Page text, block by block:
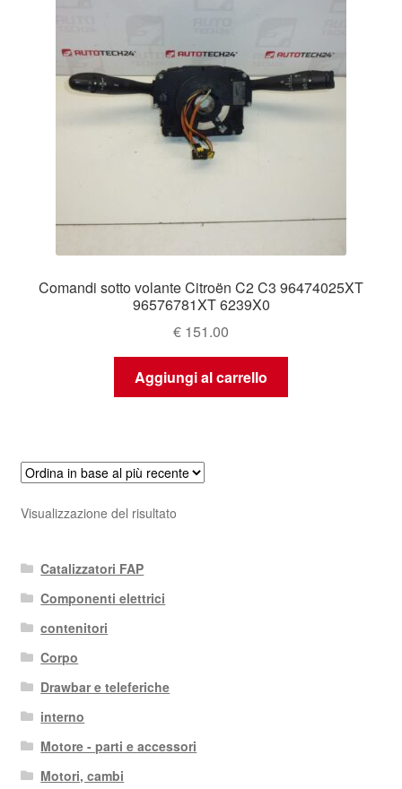
Comandi sotto volante Citroën C2 C3 96474025XT
96576781XT 6239X0
€ 151.00
Aggiungi al carrello
Visualizzazione del risultato
Catalizzatori FAP
Componenti elettrici
contenitori
Corpo
Drawbar e teleferiche
interno
Motore - parti e accessori
Motori, cambi